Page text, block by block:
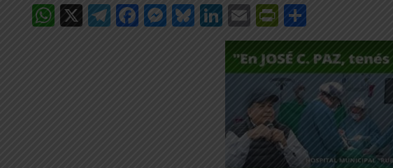
WhatsApp
X Telegram
Facebook
Messenger
Bluesky
LinkedIn
EmailPrintFriendly